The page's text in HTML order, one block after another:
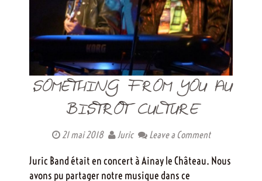
SOMETHING FROM YOU AU
BISTROT CULTURE
21 mai 2018 Juric Leave a Comment
Juric Band était en concert à Ainay le Château. Nous
avons pu partager notre musique dans ce